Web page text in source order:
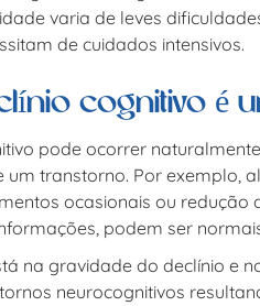
varia de leves
de cuidados intensivos.
cognitivo é
pode ocorrer
um transtorno. Por exemplo,
ocasionais ou redução
podem ser
na gravidade do declínio e
neurocognitivos